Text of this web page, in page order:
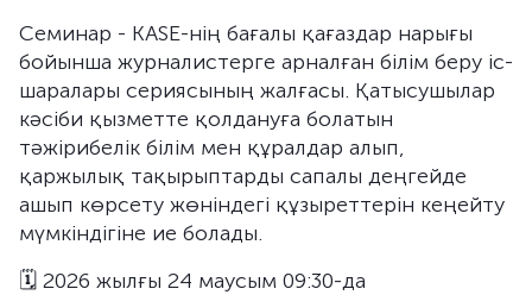
Семинар - KASE-нің бағалы қағаздар нарығы
бойынша журналистерге арналған білім беру іс-
шаралары сериясының жалғасы. Қатысушылар
кәсіби қызметте қолдануға болатын
тәжірибелік білім мен құралдар алып,
қаржылық тақырыптарды сапалы деңгейде
ашып көрсету жөніндегі құзыреттерін кеңейту
мүмкіндігіне ие болады.
🗓️ 2026 жылғы 24 маусым 09:30-да